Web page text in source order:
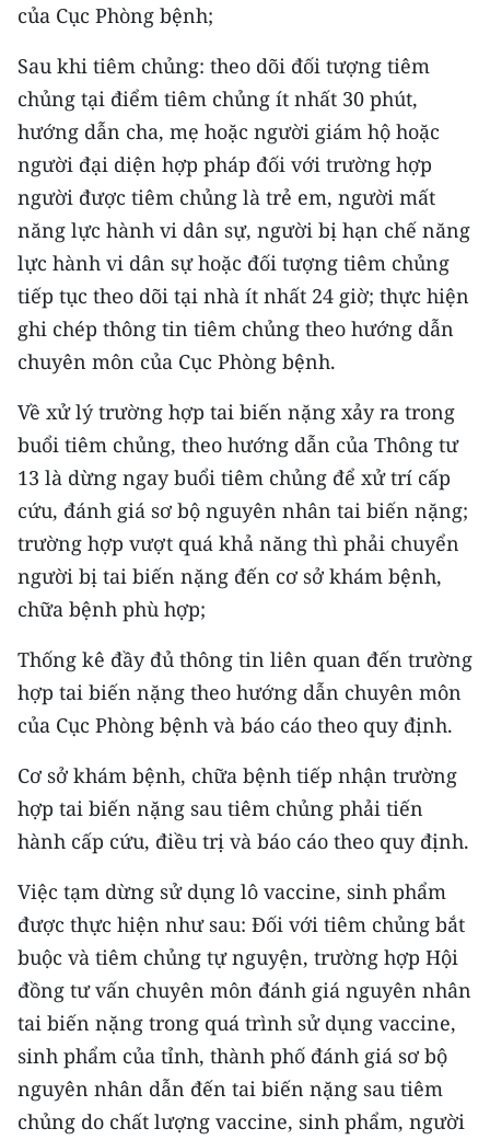
ENGLISH
中文
FRANÇAIS
РУССКИЙ
ESPAÑOL
한국어
của Cục Phòng bệnh;
Sau khi tiêm chủng: theo dõi đối tượng tiêm
chủng tại điểm tiêm chủng ít nhất 30 phút,
hướng dẫn cha, mẹ hoặc người giám hộ hoặc
người đại diện hợp pháp đối với trường hợp
người được tiêm chủng là trẻ em, người mất
năng lực hành vi dân sự, người bị hạn chế năng
lực hành vi dân sự hoặc đối tượng tiêm chủng
tiếp tục theo dõi tại nhà ít nhất 24 giờ; thực hiện
ghi chép thông tin tiêm chủng theo hướng dẫn
chuyên môn của Cục Phòng bệnh.
Về xử lý trường hợp tai biến nặng xảy ra trong
buổi tiêm chủng, theo hướng dẫn của Thông tư
13 là dừng ngay buổi tiêm chủng để xử trí cấp
cứu, đánh giá sơ bộ nguyên nhân tai biến nặng;
trường hợp vượt quá khả năng thì phải chuyển
người bị tai biến nặng đến cơ sở khám bệnh,
chữa bệnh phù hợp;
Thống kê đầy đủ thông tin liên quan đến trường
hợp tai biến nặng theo hướng dẫn chuyên môn
của Cục Phòng bệnh và báo cáo theo quy định.
Cơ sở khám bệnh, chữa bệnh tiếp nhận trường
hợp tai biến nặng sau tiêm chủng phải tiến
hành cấp cứu, điều trị và báo cáo theo quy định.
Việc tạm dừng sử dụng lô vaccine, sinh phẩm
được thực hiện như sau: Đối với tiêm chủng bắt
buộc và tiêm chủng tự nguyện, trường hợp Hội
đồng tư vấn chuyên môn đánh giá nguyên nhân
tai biến nặng trong quá trình sử dụng vaccine,
sinh phẩm của tỉnh, thành phố đánh giá sơ bộ
nguyên nhân dẫn đến tai biến nặng sau tiêm
chủng do chất lượng vaccine, sinh phẩm, người